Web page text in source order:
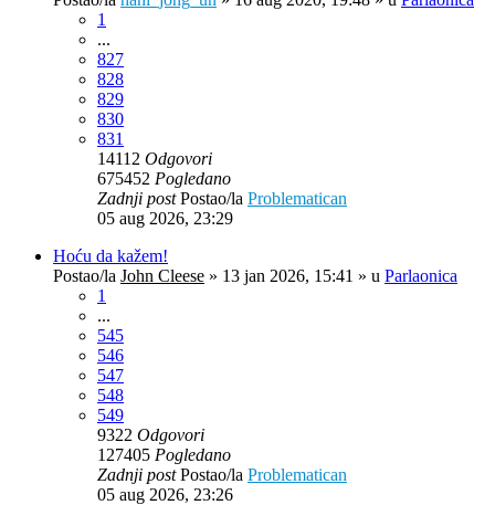
1
...
827
828
829
830
831
14112 Odgovori
675452 Pogledano
Zadnji postPostao/la Problematican
05 aug 2026, 23:29
Hoću da kažem!
Postao/la John Cleese » 13 jan 2026, 15:41 » u Parlaonica
1
...
545
546
547
548
549
9322 Odgovori
127405 Pogledano
Zadnji postPostao/la Problematican
05 aug 2026, 23:26